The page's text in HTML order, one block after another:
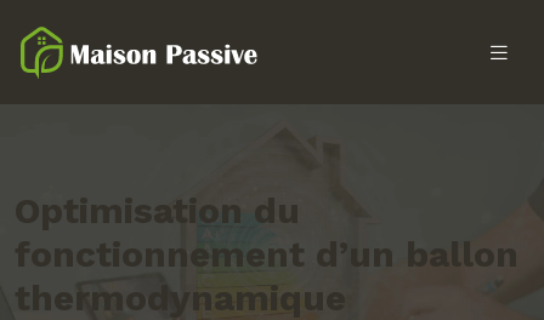
Optimisation du
fonctionnement d’un ballon
thermodynamique